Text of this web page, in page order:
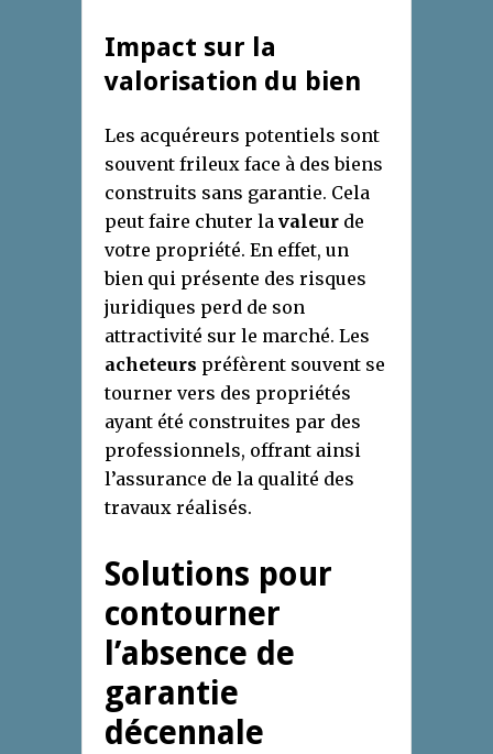
Impact sur la
valorisation du bien
Les acquéreurs potentiels sont
souvent frileux face à des biens
construits sans garantie. Cela
peut faire chuter la valeur de
votre propriété. En effet, un
bien qui présente des risques
juridiques perd de son
attractivité sur le marché. Les
acheteurs préfèrent souvent se
tourner vers des propriétés
ayant été construites par des
professionnels, offrant ainsi
l’assurance de la qualité des
travaux réalisés.
Solutions pour
contourner
l’absence de
garantie
décennale